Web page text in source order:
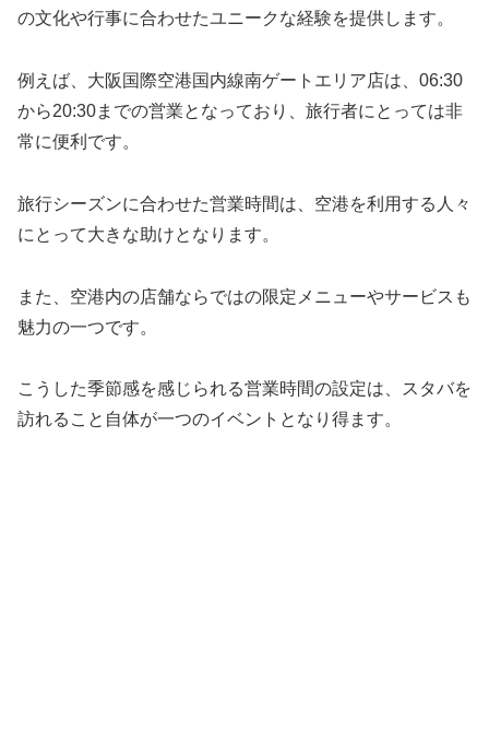
の文化や行事に合わせたユニークな経験を提供します。
例えば、大阪国際空港国内線南ゲートエリア店は、06:30
から20:30までの営業となっており、旅行者にとっては非
常に便利です。
旅行シーズンに合わせた営業時間は、空港を利用する人々
にとって大きな助けとなります。
また、空港内の店舗ならではの限定メニューやサービスも
魅力の一つです。
こうした季節感を感じられる営業時間の設定は、スタバを
訪れること自体が一つのイベントとなり得ます。